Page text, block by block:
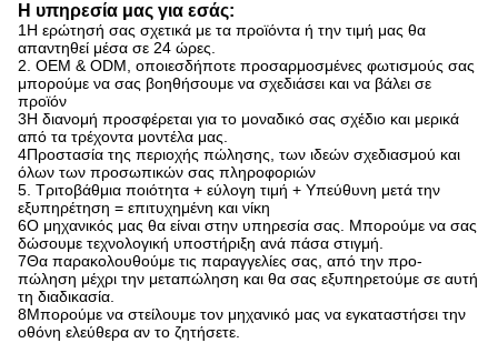
Η υπηρεσία μας για εσάς:
1Η ερώτησή σας σχετικά με τα προϊόντα ή την τιμή μας θα
απαντηθεί μέσα σε 24 ώρες.
2. OEM & ODM, οποιεσδήποτε προσαρμοσμένες φωτισμούς σας
μπορούμε να σας βοηθήσουμε να σχεδιάσει και να βάλει σε
προϊόν
3Η διανομή προσφέρεται για το μοναδικό σας σχέδιο και μερικά
από τα τρέχοντα μοντέλα μας.
4Προστασία της περιοχής πώλησης, των ιδεών σχεδιασμού και
όλων των προσωπικών σας πληροφοριών
5. Τριτοβάθμια ποιότητα + εύλογη τιμή + Υπεύθυνη μετά την
εξυπηρέτηση = επιτυχημένη και νίκη
6Ο μηχανικός μας θα είναι στην υπηρεσία σας. Μπορούμε να σας
δώσουμε τεχνολογική υποστήριξη ανά πάσα στιγμή.
7Θα παρακολουθούμε τις παραγγελίες σας, από την προ-
πώληση μέχρι την μεταπώληση και θα σας εξυπηρετούμε σε αυτή
τη διαδικασία.
8Μπορούμε να στείλουμε τον μηχανικό μας να εγκαταστήσει την
οθόνη ελεύθερα αν το ζητήσετε.